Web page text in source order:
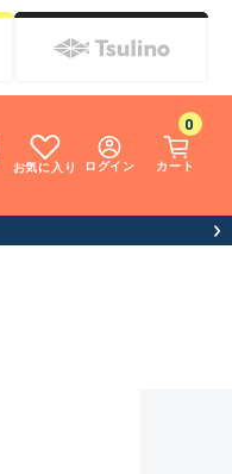
お気に入り ログイン カート
0